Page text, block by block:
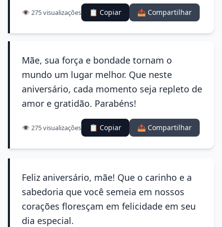
👁️ 275 visualizações 📋 Copiar 📤 Compartilhar
Mãe, sua força e bondade tornam o
mundo um lugar melhor. Que neste
aniversário, cada momento seja repleto de
amor e gratidão. Parabéns!
👁️ 275 visualizações 📋 Copiar 📤 Compartilhar
Feliz aniversário, mãe! Que o carinho e a
sabedoria que você semeia em nossos
corações floresçam em felicidade em seu
dia especial.